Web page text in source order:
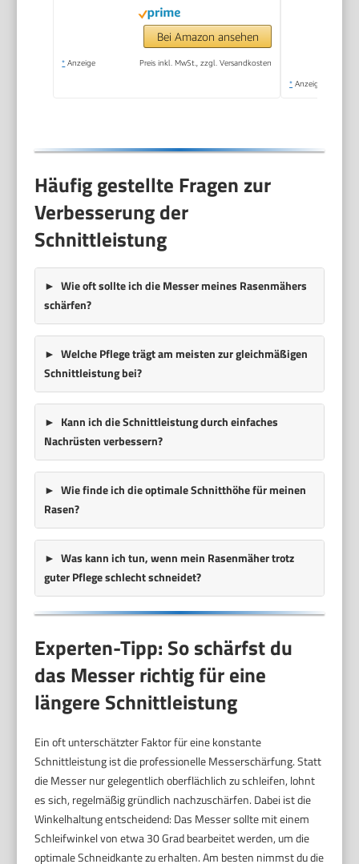
Bei Amazon ansehen
* Anzeige Preis inkl. MwSt., zzgl. Versandkosten
* Anzeige
Häufig gestellte Fragen zur
Verbesserung der
Schnittleistung
Wie oft sollte ich die Messer meines Rasenmähers
schärfen?
Welche Pflege trägt am meisten zur gleichmäßigen
Schnittleistung bei?
Kann ich die Schnittleistung durch einfaches
Nachrüsten verbessern?
Wie finde ich die optimale Schnitthöhe für meinen
Rasen?
Was kann ich tun, wenn mein Rasenmäher trotz
guter Pflege schlecht schneidet?
Experten-Tipp: So schärfst du
das Messer richtig für eine
längere Schnittleistung
Ein oft unterschätzter Faktor für eine konstante
Schnittleistung ist die professionelle Messerschärfung. Statt
die Messer nur gelegentlich oberflächlich zu schleifen, lohnt
es sich, regelmäßig gründlich nachzuschärfen. Dabei ist die
Winkelhaltung entscheidend: Das Messer sollte mit einem
Schleifwinkel von etwa 30 Grad bearbeitet werden, um die
optimale Schneidkante zu erhalten. Am besten nimmst du die